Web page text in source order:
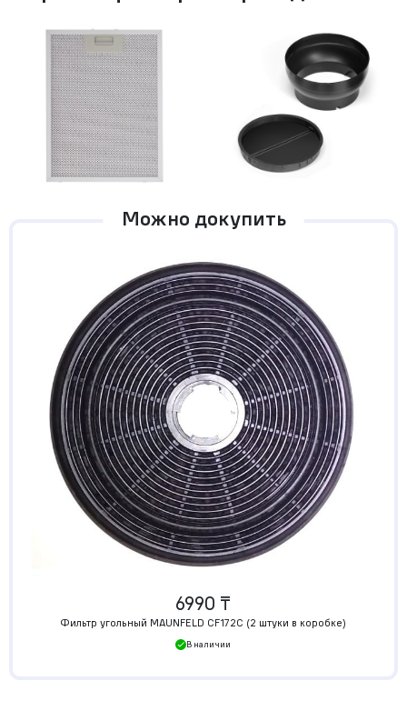
Можно докупить
6990 ₸
Фильтр угольный MAUNFELD CF172C (2 штуки в коробке)
В наличии